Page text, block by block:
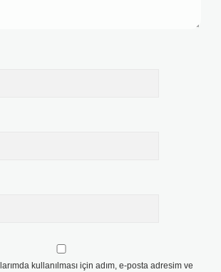
kullanılması için adım, e-posta adresim ve